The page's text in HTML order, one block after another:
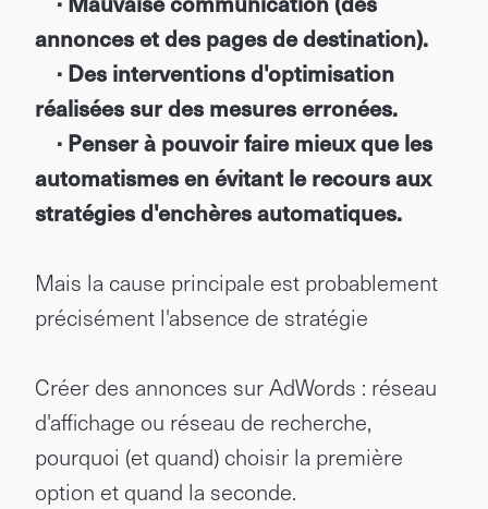
annonces et des pages de destination).
· Des interventions d'optimisation
réalisées sur des mesures erronées.
· Penser à pouvoir faire mieux que les
automatismes en évitant le recours aux
stratégies d'enchères automatiques.
Mais la cause principale est probablement
précisément l'absence de stratégie
Créer des annonces sur AdWords : réseau
d'affichage ou réseau de recherche,
pourquoi (et quand) choisir la première
option et quand la seconde.